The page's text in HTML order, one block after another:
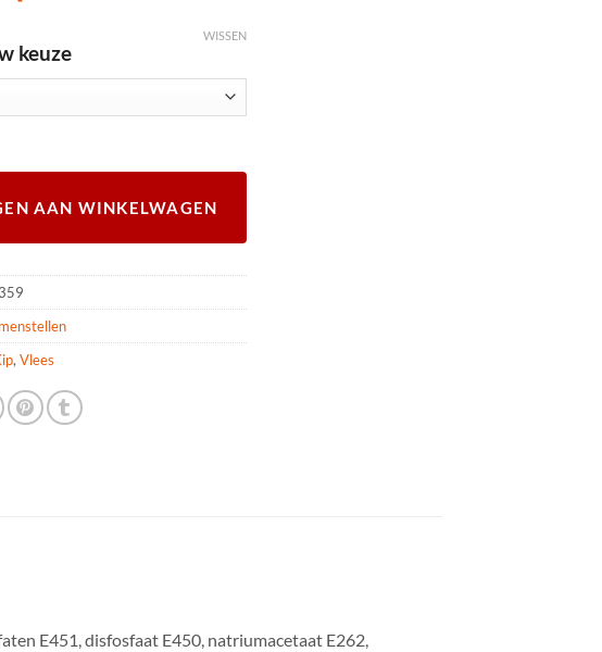
keuze
WISSEN
AAN WINKELWAGEN
, Vlees
E451, disfosfaat E450, natriumacetaat E262,